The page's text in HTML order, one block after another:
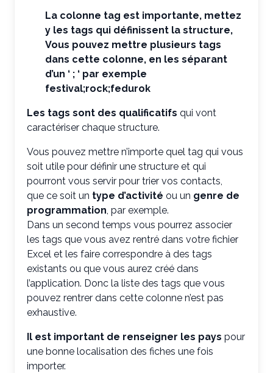
La colonne tag est importante, mettez
y les tags qui définissent la structure,
Vous pouvez mettre plusieurs tags
dans cette colonne, en les séparant
d’un ‘ ; ‘ par exemple
festival;rock;fedurok
Les tags sont des qualificatifs qui vont
caractériser chaque structure.
Vous pouvez mettre n’importe quel tag qui vous
soit utile pour définir une structure et qui
pourront vous servir pour trier vos contacts,
que ce soit un type d’activité ou un genre de
programmation, par exemple.
Dans un second temps vous pourrez associer
les tags que vous avez rentré dans votre fichier
Excel et les faire correspondre à des tags
existants ou que vous aurez créé dans
l’application. Donc la liste des tags que vous
pouvez rentrer dans cette colonne n’est pas
exhaustive.
Il est important de renseigner les pays pour
une bonne localisation des fiches une fois
importer.